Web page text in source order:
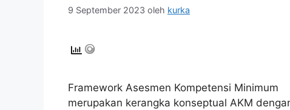
9 September 2023 oleh kurka
Framework Asesmen Kompetensi Minimum
merupakan kerangka konseptual AKM